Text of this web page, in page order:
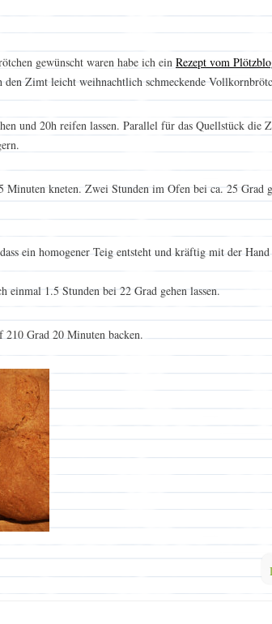
gewünscht waren habe ich ein Rezept vom
den Zimt leicht weihnachtlich schmeckende
und 20h reifen lassen. Parallel für das Quellstück die
kneten. Zwei Stunden im Ofen bei ca. 25 Grad
ein homogener Teig entsteht und kräftig mit der Hand
einmal 1.5 Stunden bei 22 Grad gehen lassen.
Grad 20 Minuten backen.